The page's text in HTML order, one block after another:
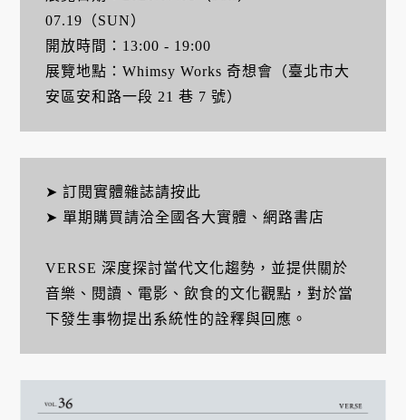
07.19（SUN）
開放時間：13:00 - 19:00
展覽地點：Whimsy Works 奇想會（臺北市大
安區安和路一段 21 巷 7 號）
➤ 訂閱實體雜誌請按此
➤ 單期購買請洽全國各大實體、網路書店
VERSE 深度探討當代文化趨勢，並提供關於
音樂、閱讀、電影、飲食的文化觀點，對於當
下發生事物提出系統性的詮釋與回應。